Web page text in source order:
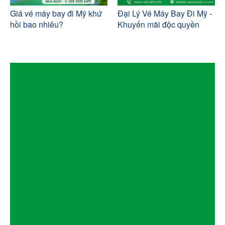
Giá vé máy bay đi Mỹ khứ
hồi bao nhiêu?
Đại Lý Vé Máy Bay Đi Mỹ -
Khuyến mãi độc quyền